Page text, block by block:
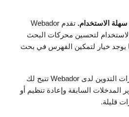
الاستخدام.
تقدم Webador
لتحسين محركات البحث
يوجد خيار لتمكين الفهرس في بحث
قدرات التدوين لدى Webador تتيح لك
المدخلات السابقة وإعادة تنظيم أو
قليلة.